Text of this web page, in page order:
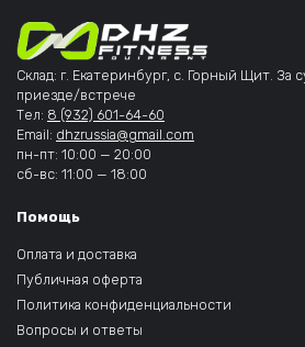
Склад: г. Екатеринбург, с. Горный Щит. За
приезде/встрече
Тел: 8 (932) 601-64-60
Email: dhzrussia@gmail.com
пн-пт: 10:00 — 20:00
сб-вс: 11:00 — 18:00
Помощь
Оплата и доставка
Публичная оферта
Политика конфиденциальности
Вопросы и ответы